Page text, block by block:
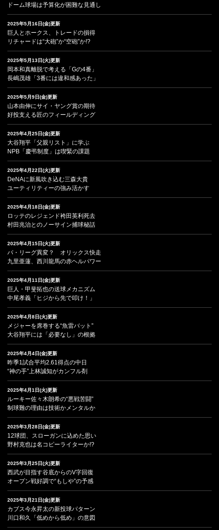
ドーム球場は予算化が困難な見通し
2025年5月16日(金)更新
巨人とホークス、トレードの損得
リチャードは“大砲”か“空砲”か!?
2025年5月13日(火)更新
岡本和真離脱で考える「Gの4番」
長嶋茂雄「3番には違和感あった」
2025年5月9日(金)更新
山本由伸にサイ・ヤング賞の期待
好投支える匠のフィールディング
2025年4月25日(金)更新
大谷翔平「父親リスト」に学ぶ
NPB「慶弔制度」は喫緊の課題
2025年4月22日(火)更新
DeNAに新風吹き込む三森大貴
ユーティリティーの強み活かす
2025年4月18日(金)更新
ロッテのレジェンド袴田英利死去
村田兆治とのノーサイン捕球秘話
2025年4月15日(火)更新
パ・リーグ異変？ オリックス快走
九里亜蓮、西川龍馬の赤ヘルパワー
2025年4月11日(金)更新
巨人・甲斐拓也の送球メカニズム
中尾孝義「ヒジから先で叩け！」
2025年4月8日(火)更新
メジャーを席巻する“魚雷バット”
大谷翔平には「必要なし」の根拠
2025年4月4日(金)更新
昨季1試合平均2.61得点の中日
“神の手”上林誠知がカンフル剤
2025年4月1日(火)更新
ルーキー佐々木朗希の“悪戦苦闘”
制球難の理由は技術かメンタルか
2025年3月28日(金)更新
12球団、スローガンに込めた思い
野村克也は名コピーライターか!?
2025年3月25日(火)更新
西武が目指す谷底からのV字回復
オープン戦好調で“もしや”の予感
2025年3月21日(金)更新
カブス今永昇太の新投球パターン
川口和久「低めから低め」の意図